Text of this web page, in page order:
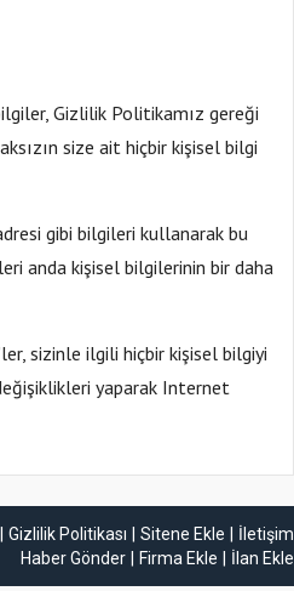
Gizlilik Politikamız gereği
size ait hiçbir kişisel bilgi
gibi bilgileri kullanarak bu
anda kişisel bilgilerinin bir daha
sizinle ilgili hiçbir kişisel bilgiyi
yaparak Internet
Gizlilik Politikası Sitene Ekle
İletişim
Haber Gönder
Firma Ekle İlan Ekle